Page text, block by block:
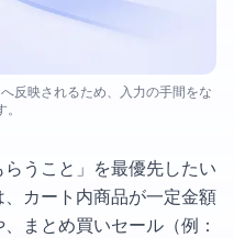
反映されるため、入力の手間をな
うこと」を最優先したい
カート内商品が一定金額
まとめ買いセール（例：